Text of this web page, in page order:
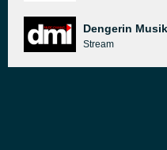
Dengerin Musik
Stream